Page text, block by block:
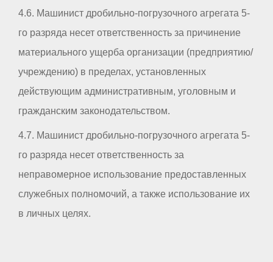
4.6. Машинист дробильно-погрузочного агрегата 5-
го разряда несет ответственность за причинение
материального ущерба организации (предприятию/
учреждению) в пределах, установленных
действующим административным, уголовным и
гражданским законодательством.
4.7. Машинист дробильно-погрузочного агрегата 5-
го разряда несет ответственность за
неправомерное использование предоставленных
служебных полномочий, а также использование их
в личных целях.